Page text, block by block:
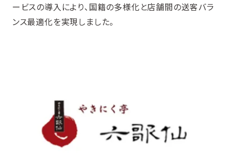
ービスの導入により、国籍の多様化と店舗間の送客バラ
ンス最適化を実現しました。